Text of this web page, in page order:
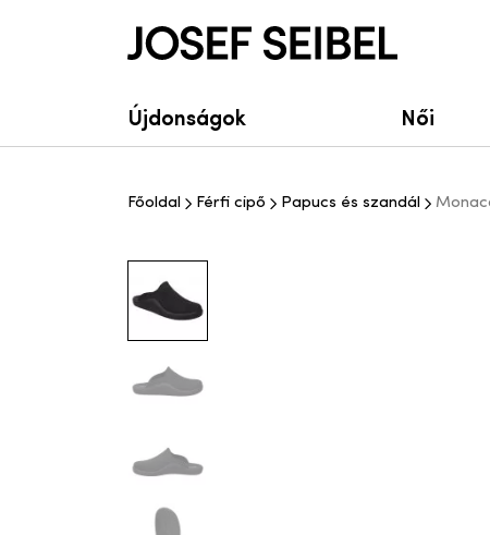
Josef Seibel Webshop
Újdonságok Női
Főoldal Férfi cipő Papucs és szandál